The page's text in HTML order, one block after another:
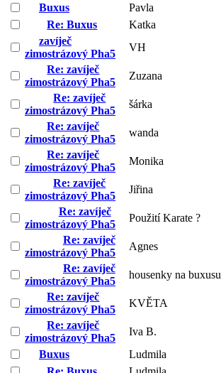
Buxus
Pavla
Re: Buxus
Katka
zavíječ
zimostrázový Pha5
VH
Re: zavíječ
zimostrázový Pha5
Zuzana
Re: zavíječ
zimostrázový Pha5
šárka
Re: zavíječ
zimostrázový Pha5
wanda
Re: zavíječ
zimostrázový Pha5
Monika
Re: zavíječ
zimostrázový Pha5
Jiřina
Re: zavíječ
zimostrázový Pha5
Použití Karate ?
Re: zavíječ
zimostrázový Pha5
Agnes
Re: zavíječ
zimostrázový Pha5
housenky na buxusu
Re: zavíječ
zimostrázový Pha5
KVĚTA
Re: zavíječ
zimostrázový Pha5
Iva B.
Buxus
Ludmila